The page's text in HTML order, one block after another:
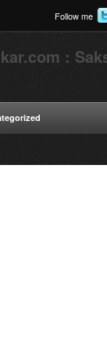
Follow me
: